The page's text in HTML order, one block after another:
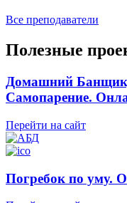
Все преподаватели
Полезные
Домашний
Самопарение.
Перейти на сайт
Погребок по уму.